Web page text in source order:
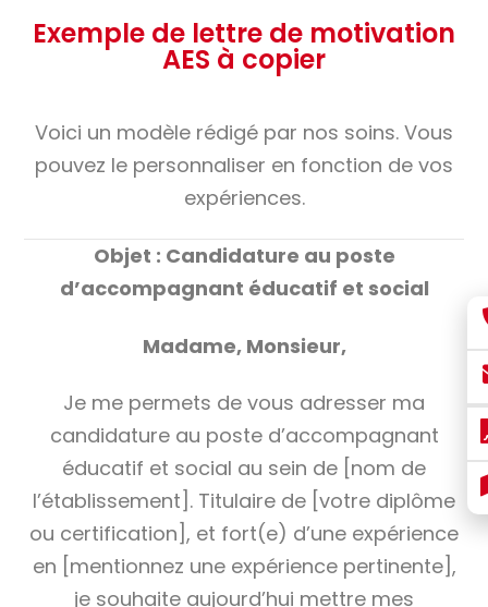
Exemple de lettre de motivation
AES à copier
Voici un modèle rédigé par nos soins. Vous
pouvez le personnaliser en fonction de vos
expériences.
Objet : Candidature au poste
d’accompagnant éducatif et social
Madame, Monsieur,
Je me permets de vous adresser ma
candidature au poste d’accompagnant
éducatif et social au sein de [nom de
l’établissement]. Titulaire de [votre diplôme
ou certification], et fort(e) d’une expérience
en [mentionnez une expérience pertinente],
je souhaite aujourd’hui mettre mes